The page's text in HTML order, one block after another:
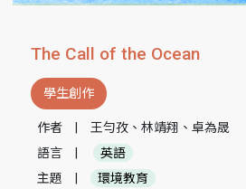
The Call of the Ocean
學生創作
作者
王勻孜、林靖翔、卓為晟
語言
英語
主題
環境教育